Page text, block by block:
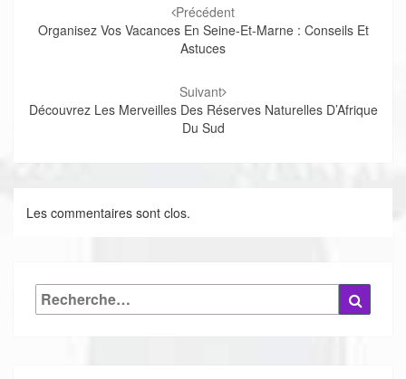
d'article
Précédent
Organisez Vos Vacances En Seine-Et-Marne : Conseils Et
Astuces
Suivant
Découvrez Les Merveilles Des Réserves Naturelles D’Afrique
Du Sud
Les commentaires sont clos.
Rechercher :